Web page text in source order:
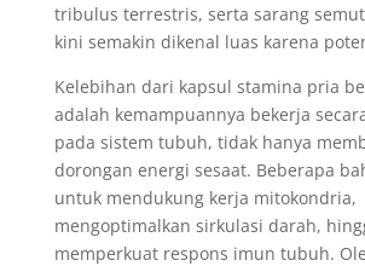
tribulus terrestris, serta sarang
kini semakin dikenal luas karena
Kelebihan dari kapsul stamina pria
adalah kemampuannya bekerja
pada sistem tubuh, tidak hanya
dorongan energi sesaat. Beberapa
untuk mendukung kerja mitokondria,
mengoptimalkan sirkulasi darah,
memperkuat respons imun tubuh.